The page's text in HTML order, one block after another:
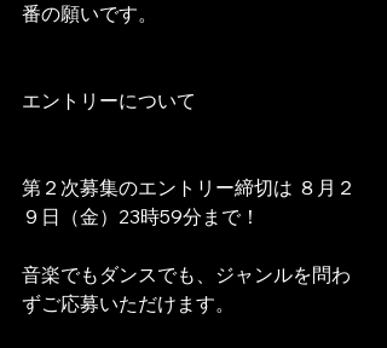
番の願いです。
エントリーについて
第２次募集のエントリー締切は ８月２
９日（金）23時59分まで！
音楽でもダンスでも、ジャンルを問わ
ずご応募いただけます。